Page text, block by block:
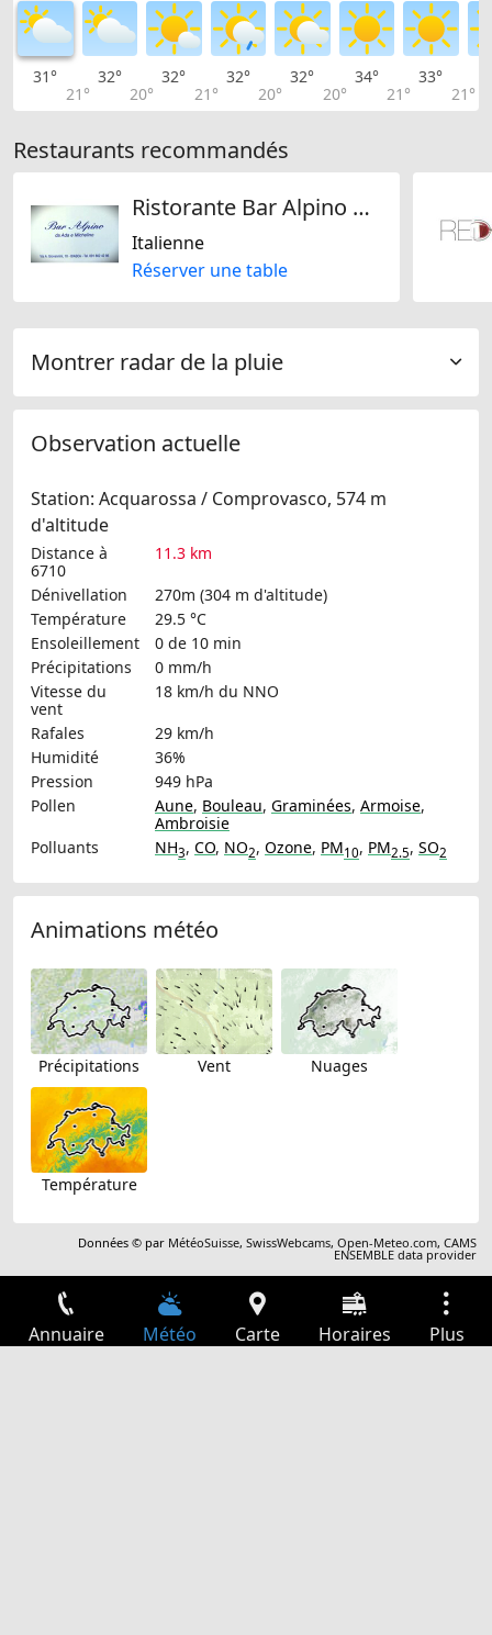
31°
21°
32°
20°
32°
21°
32°
20°
32°
20°
34°
21°
33°
21°
Restaurants recommandés
Ristorante Bar Alpino da Ada e dal mitico Michelino
Italienne
Réserver une table
Montrer radar de la pluie
Observation actuelle
Station: Acquarossa / Comprovasco, 574 m
d'altitude
Distance à
6710
11.3 km
Dénivellation
270m (304 m d'altitude)
Température
29.5 °C
Ensoleillement
0 de 10 min
Précipitations
0 mm/h
Vitesse du
vent
18 km/h du NNO
Rafales
29 km/h
Humidité
36%
Pression
949 hPa
Pollen
Aune, Bouleau, Graminées, Armoise,
Ambroisie
Polluants
NH3, CO, NO2, Ozone, PM10, PM2.5, SO2
Animations météo
Précipitations Vent Nuages
Température
Données © par MétéoSuisse,SwissWebcams,Open-Meteo.com,CAMS
ENSEMBLE data provider
Annuaire Météo Carte Horaires Plus